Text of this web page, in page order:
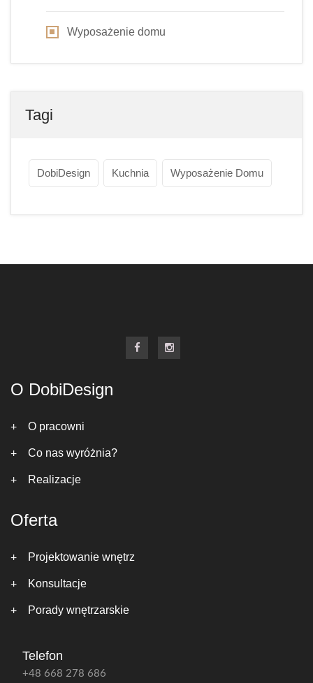
Wyposażenie domu
Tagi
DobiDesign Kuchnia Wyposażenie Domu
O DobiDesign
O pracowni
Co nas wyróżnia?
Realizacje
Oferta
Projektowanie wnętrz
Konsultacje
Porady wnętrzarskie
Telefon
+48 668 278 686